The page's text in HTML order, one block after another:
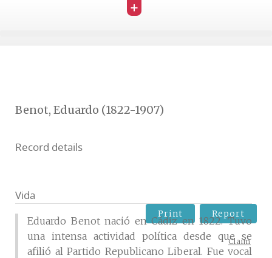
+
Benot, Eduardo (1822-1907)
Record details
Vida
Eduardo Benot nació en Cádiz en 1822. Tuvo
una intensa actividad política desde que se
afilió al Partido Republicano Liberal. Fue vocal
Print Report
Claim